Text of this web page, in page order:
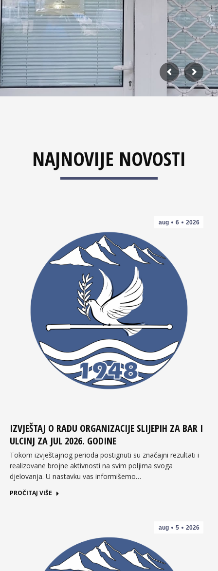
NAJNOVIJE NOVOSTI
aug 6 2026
IZVJEŠTAJ O RADU ORGANIZACIJE SLIJEPIH ZA BAR I
ULCINJ ZA JUL 2026. GODINE
Tokom izvještajnog perioda postignuti su značajni rezultati i
realizovane brojne aktivnosti na svim poljima svoga
djelovanja. U nastavku vas informišemo…
PROČITAJ VIŠE
aug 5 2026